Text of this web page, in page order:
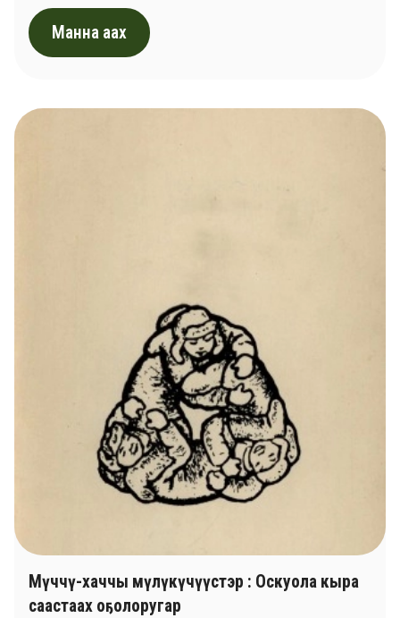
Манна аах
Мүччү-хаччы мүлүкүчүүстэр : Оскуола кыра
саастаах оҕолоругар